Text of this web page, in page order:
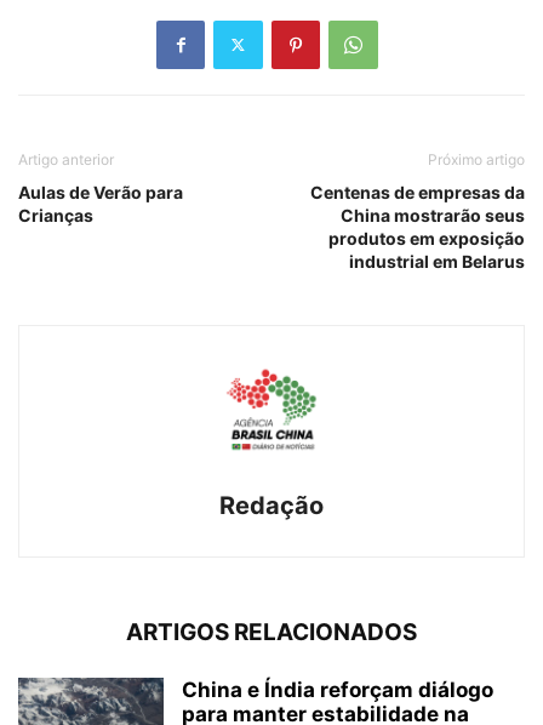
Artigo anterior
Aulas de Verão para
Crianças
Próximo artigo
Centenas de empresas da
China mostrarão seus
produtos em exposição
industrial em Belarus
Redação
ARTIGOS RELACIONADOS
China e Índia reforçam diálogo
para manter estabilidade na